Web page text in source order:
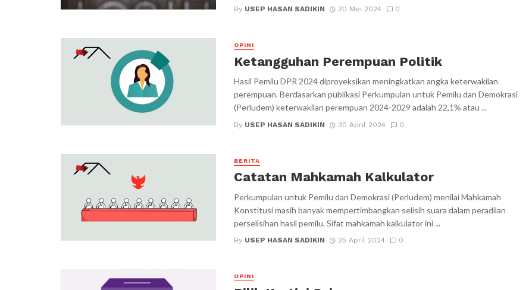
By USEP HASAN SADIKIN 30 Mei 2024 0
OPINI
Ketangguhan Perempuan Politik
Hasil Pemilu DPR 2024 diproyeksikan meningkatkan angka keterwakilan
perempuan. Berdasarkan publikasi Perkumpulan untuk Pemilu dan Demokrasi
(Perludem) keterwakilan perempuan 2024-2029 adalah 22,1% atau ...
By USEP HASAN SADIKIN 30 April 2024 0
BERITA
Catatan Mahkamah Kalkulator
Perkumpulan untuk Pemilu dan Demokrasi (Perludem) menilai Mahkamah
Konstitusi masih banyak mempertimbangkan selisih suara dalam peradilan
perselisihan hasil pemilu. Sifat mahkamah kalkulator ini ...
By USEP HASAN SADIKIN 25 April 2024 0
OPINI